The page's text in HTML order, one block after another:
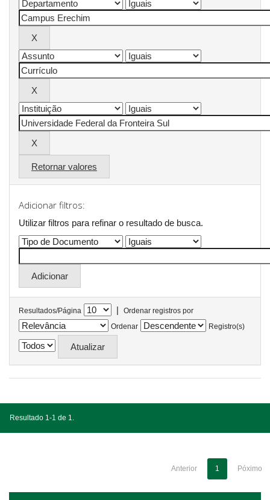
Retornar valores
Adicionar filtros:
Utilizar filtros para refinar o resultado de busca.
Resultados/Página |
Ordenar registros por
Ordenar
Registro(s)
Resultado 1-1 de 1.
Anterior 1 Póximo